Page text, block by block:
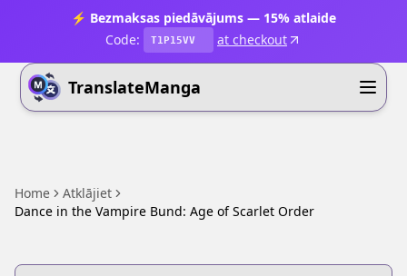
⚡ Bezmaksas piedāvājums — 15% atlaide
Code:
T1P15VV at checkout
TranslateManga
Home
Atklājiet
Dance in the Vampire Bund: Age of Scarlet Order